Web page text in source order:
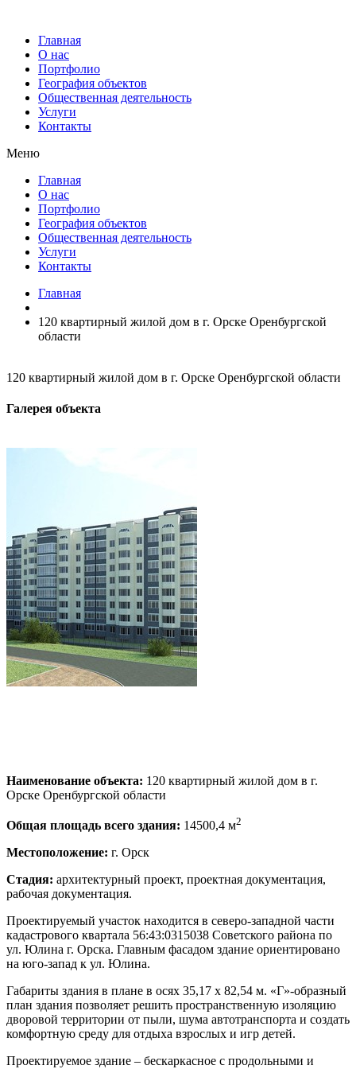
Главная
О нас
Портфолио
География объектов
Общественная деятельность
Услуги
Контакты
Меню
Главная
О нас
Портфолио
География объектов
Общественная деятельность
Услуги
Контакты
Главная
120 квартирный жилой дом в г. Орске Оренбургской
области
120 квартирный жилой дом в г. Орске Оренбургской области
Галерея объекта
Наименование объекта: 120 квартирный жилой дом в г.
Орске Оренбургской области
Общая площадь всего здания: 14500,4 м2
Местоположение: г. Орск
Стадия: архитектурный проект, проектная документация,
рабочая документация.
Проектируемый участок находится в северо-западной части
кадастрового квартала 56:43:0315038 Советского района по
ул. Юлина г. Орска. Главным фасадом здание ориентировано
на юго-запад к ул. Юлина.
Габариты здания в плане в осях 35,17 х 82,54 м. «Г»-образный
план здания позволяет решить пространственную изоляцию
дворовой территории от пыли, шума автотранспорта и создать
комфортную среду для отдыха взрослых и игр детей.
Проектируемое здание – бескаркасное с продольными и